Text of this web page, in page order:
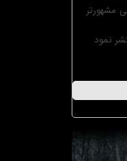
نمود